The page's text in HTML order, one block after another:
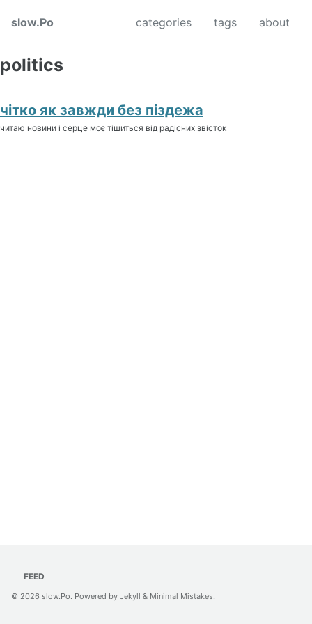
slow.Po
categories tags about
politics
чітко як завжди без піздежа
читаю новини і серце моє тішиться від радісних звісток
FEED
© 2026 slow.Po. Powered by Jekyll & Minimal Mistakes.